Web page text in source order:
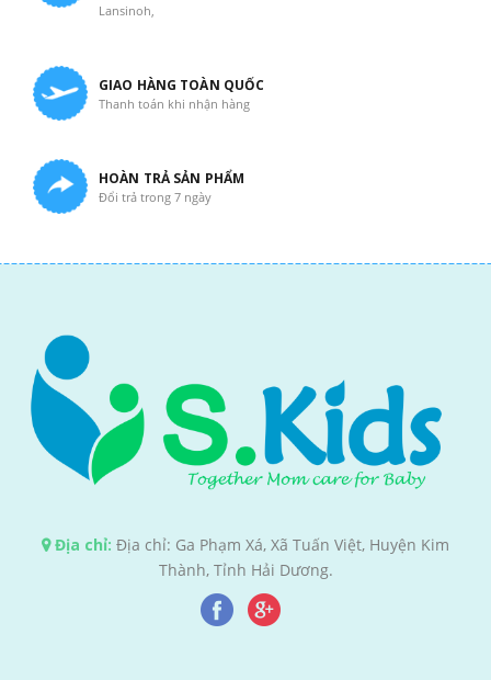
Lansinoh,
GIAO HÀNG TOÀN QUỐC
Thanh toán khi nhận hàng
HOÀN TRẢ SẢN PHẨM
Đổi trả trong 7 ngày
Địa chỉ: Địa chỉ: Ga Phạm Xá, Xã Tuấn Việt, Huyện Kim
Thành, Tỉnh Hải Dương.